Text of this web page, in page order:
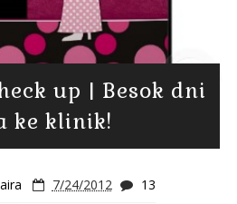
up | Besok dni
ke klinik!
7/24/2012 13